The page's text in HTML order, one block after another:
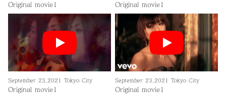
Original movie1 Original movie1
September 23,2021 Tokyo City
Original movie1
September 23,2021 Tokyo City
Original movie1